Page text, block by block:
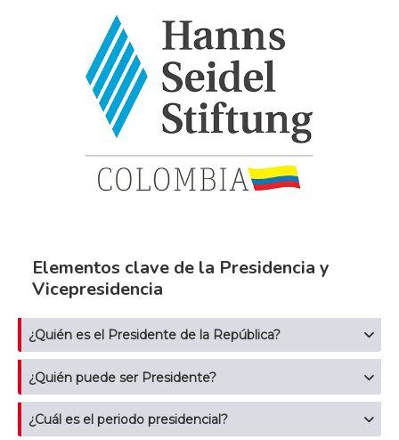
Elementos clave de la Presidencia y
Vicepresidencia
¿Quién es el Presidente de la República?
¿Quién puede ser Presidente?
¿Cuál es el periodo presidencial?